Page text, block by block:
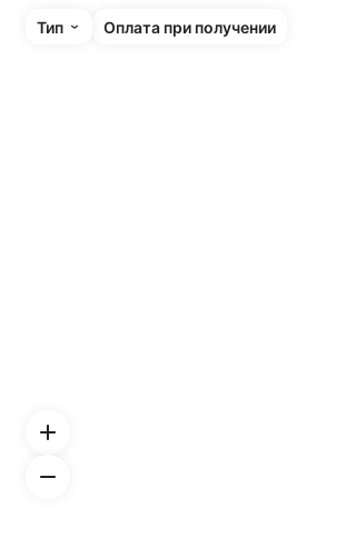
Тип Оплата при получении